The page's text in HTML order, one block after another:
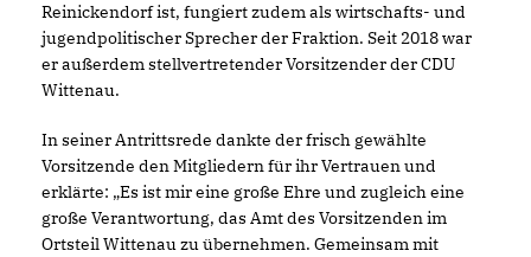
Reinickendorf ist, fungiert zudem als wirtschafts- und
jugendpolitischer Sprecher der Fraktion. Seit 2018 war
er außerdem stellvertretender Vorsitzender der CDU
Wittenau.
In seiner Antrittsrede dankte der frisch gewählte
Vorsitzende den Mitgliedern für ihr Vertrauen und
erklärte: „Es ist mir eine große Ehre und zugleich eine
große Verantwortung, das Amt des Vorsitzenden im
Ortsteil Wittenau zu übernehmen. Gemeinsam mit